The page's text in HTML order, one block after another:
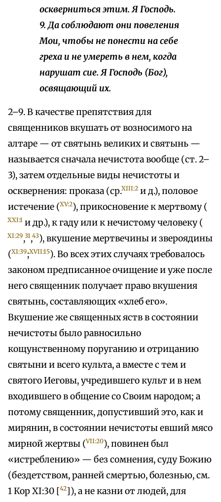
оскверниться этим. Я Господь.
9. Да соблюдают они повеления
Мои, чтобы не понести на себе
греха и не умереть в нем, когда
нарушат сие. Я Господь (Бог),
освящающий их.
2–9. В качестве препятствия для
священников вкушать от возносимого на
алтаре — от святынь великих и святынь —
называется сначала нечистота вообще (ст. 2–
3), затем отдельные виды нечистоты и
осквернения: проказа (ср.XIII:2 и д.), половое
истечение (XV:2), прикосновение к мертвому (
XXI:1 и др.), к гаду или к нечистому человеку (
XI:29,31,43), вкушение мертвечины и звероядины
(XI:39;XVII:15). Во всех этих случаях требовалось
законом предписанное очищение и уже после
него священник получает право вкушения
святынь, составляющих «хлеб его».
Вкушение же священных яств в состоянии
нечистоты было равносильно
кощунственному поруганию и отрицанию
святыни и всего культа, а вместе с тем и
святого Иеговы, учредившего культ и в нем
входившего в общение со Своим народом; а
потому священник, допустивший это, как и
мирянин, в состоянии нечистоты евший мясо
мирной жертвы (VII:20), повинен был
«истреблению» — без сомнения, суду Божию
(бездетством, ранней смертью, болезнью, см.
1 Кор XI:30 [42]), а не казни от людей, для